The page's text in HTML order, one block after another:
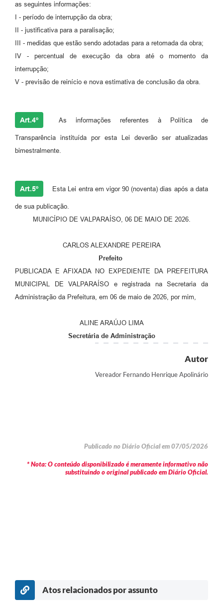
as seguintes informações:
I - período de interrupção da obra;
II - justificativa para a paralisação;
III - medidas que estão sendo adotadas para a retomada da obra;
IV - percentual de execução da obra até o momento da
interrupção;
V - previsão de reinício e nova estimativa de conclusão da obra.
Art.4º As informações referentes à Política de
Transparência instituída por esta Lei deverão ser atualizadas
bimestralmente.
Art.5º Esta Lei entra em vigor 90 (noventa) dias após a data
de sua publicação.
MUNICÍPIO DE VALPARAÍSO, 06 DE MAIO DE 2026.
CARLOS ALEXANDRE PEREIRA
Prefeito
PUBLICADA E AFIXADA NO EXPEDIENTE DA PREFEITURA
MUNICIPAL DE VALPARAÍSO e registrada na Secretaria da
Administração da Prefeitura, em 06 de maio de 2026, por mim,
ALINE ARAÚJO LIMA
Secretária de Administração
Autor
Vereador Fernando Henrique Apolinário
Publicado no Diário Oficial em 07/05/2026
* Nota: O conteúdo disponibilizado é meramente informativo não
substituindo o original publicado em Diário Oficial.
Atos relacionados por assunto